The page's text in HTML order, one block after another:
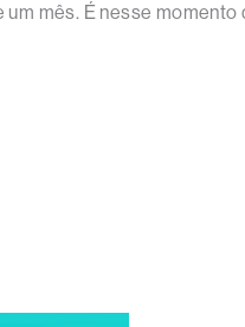
mês. É nesse momento